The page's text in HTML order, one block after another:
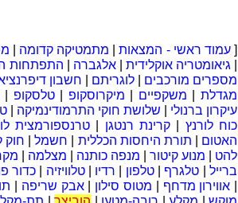
[עמוד ראשי - המצאות| מתמטיקה קדומה
גיאומטריה אוקלידית |אלגברה התפתחות
מספרים מורכבים |לוגריתם חשבון
מגדלת
משקפיים מיקרוסקופ |טלסקופ
עיקרון ברנולי
שלושת חוקי התרמודינמיקה
כוח לורנץ
קרינת רנטגן טרנספורמצית
האטום
תורת היחסות הכללית חשמל| חוק
להט
מנוע קיטור מנפה כותנה מצלמה
ברייל| טלגרף |טלפון רדיו |טלוויזיה |כדור
אווירון מדחף מטוס סילון |אבק שריפה